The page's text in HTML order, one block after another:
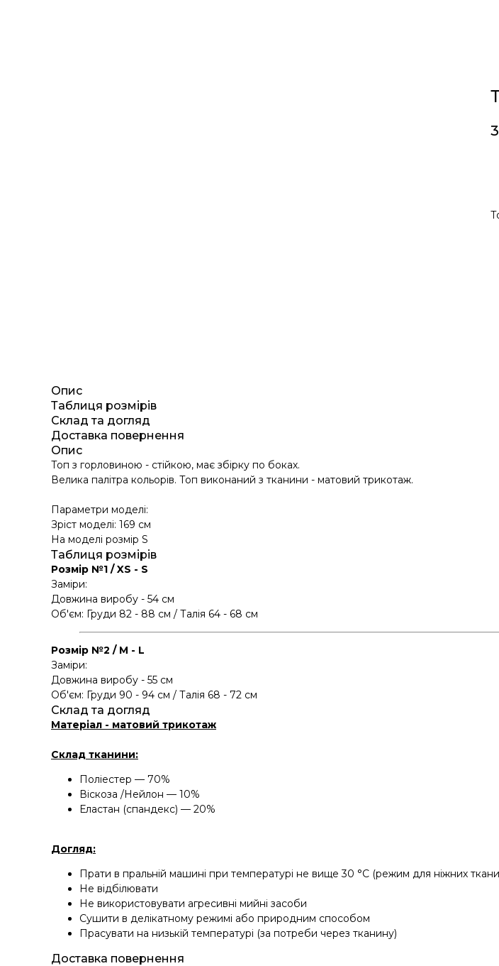
Опис
Таблиця розмірів
Склад та догляд
Доставка повернення
Опис
Топ з горловиною - стійкою, має збірку по боках.
Велика палітра кольорів. Топ виконаний з тканини - матовий трикотаж.
Параметри моделі:
Зріст моделі: 169 см
На моделі розмір S
Таблиця розмірів
Розмір №1 / XS - S
Заміри:
Довжина виробу - 54 см
Об'єм: Груди 82 - 88 см / Талія 64 - 68 см
Розмір №2 / М - L
Заміри:
Довжина виробу - 55 см
Об'єм: Груди 90 - 94 см / Талія 68 - 72 см
Склад та догляд
Матеріал - матовий трикотаж
Склад тканини:
Поліестер — 70%
Віскоза /Нейлон — 10%
Еластан (спандекс) — 20%
Догляд:
Прати в пральній машині при температурі не вище 30 °C (режим для ніжних
Не відбілювати
Не використовувати агресивні мийні засоби
Сушити в делікатному режимі або природним способом
Прасувати на низькій температурі (за потреби через тканину)
Доставка повернення